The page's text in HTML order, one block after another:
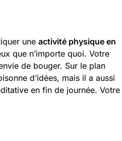
une activité physique en
que n’importe quoi. Votre
de bouger. Sur le plan
d’idées, mais il a aussi
en fin de journée. Votre